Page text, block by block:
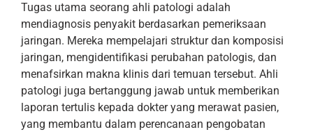
Tugas utama seorang ahli patologi adalah
mendiagnosis penyakit berdasarkan pemeriksaan
jaringan. Mereka mempelajari struktur dan komposisi
jaringan, mengidentifikasi perubahan patologis, dan
menafsirkan makna klinis dari temuan tersebut. Ahli
patologi juga bertanggung jawab untuk memberikan
laporan tertulis kepada dokter yang merawat pasien,
yang membantu dalam perencanaan pengobatan